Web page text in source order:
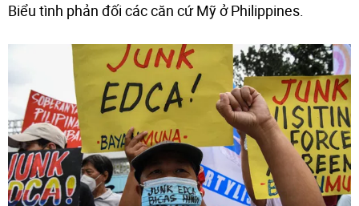
Biểu tình phản đối các căn cứ Mỹ ở Philippines.